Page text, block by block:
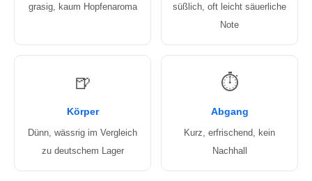
grasig, kaum Hopfenaroma
süßlich, oft leicht säuerliche
Note
🍺
Körper
Dünn, wässrig im Vergleich
zu deutschem Lager
⏱️
Abgang
Kurz, erfrischend, kein
Nachhall